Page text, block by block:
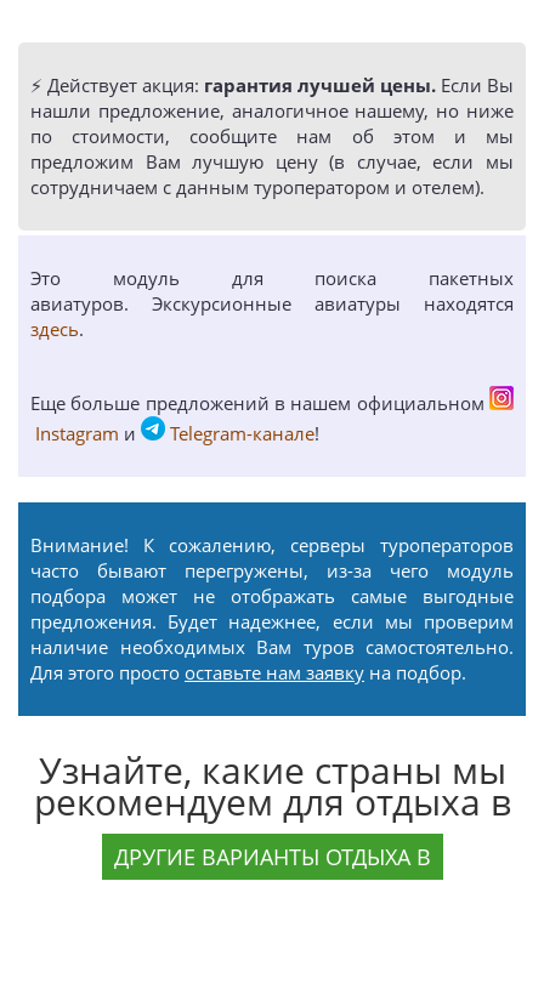
⚡️ Действует акция: гарантия лучшей цены. Если Вы
нашли предложение, аналогичное нашему, но ниже
по стоимости, сообщите нам об этом и мы
предложим Вам лучшую цену (в случае, если мы
сотрудничаем с данным туроператором и отелем).
Это модуль для поиска пакетных
авиатуров. Экскурсионные авиатуры находятся
здесь.
Еще больше предложений в нашем официальном
Instagram и Telegram-канале!
Внимание! К сожалению, серверы туроператоров
часто бывают перегружены, из-за чего модуль
подбора может не отображать самые выгодные
предложения. Будет надежнее, если мы проверим
наличие необходимых Вам туров самостоятельно.
Для этого просто оставьте нам заявку на подбор.
Узнайте, какие страны мы
рекомендуем для отдыха в
ДРУГИЕ ВАРИАНТЫ ОТДЫХА В